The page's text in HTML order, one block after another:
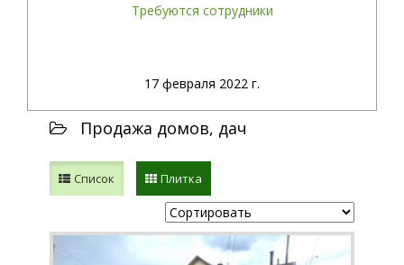
Требуются сотрудники
17 февраля 2022 г.
Продажа домов, дач
Список Плитка